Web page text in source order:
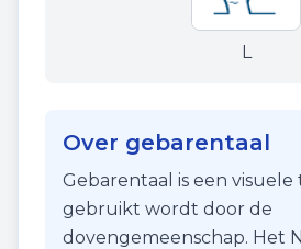
L
Over gebarentaal
Gebarentaal is een visuele
gebruikt wordt door de
dovengemeenschap. Het